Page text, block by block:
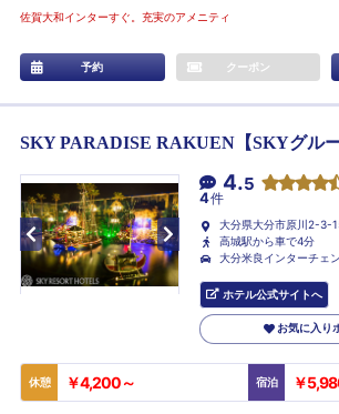
佐賀大和インターすぐ。充実のアメニティ
予約 クーポン
SKY PARADISE RAKUEN【SKYグルー
4.5
4件
大分県大分市原川2-3-
高城駅から車で4分
大分米良インターチェ
ホテル公式サイトへ
お気に入り
休憩 ￥4,200～ 宿泊 ￥